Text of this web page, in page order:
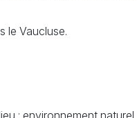
le Vaucluse.
: environnement naturel,